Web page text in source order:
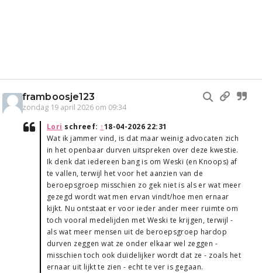
framboosje123
zondag 19 april 2026 om 09:34
Lori schreef: ↑18-04-2026 22:31
Wat ik jammer vind, is dat maar weinig advocaten zich
in het openbaar durven uitspreken over deze kwestie.
Ik denk dat iedereen bang is om Weski (en Knoops) af
te vallen, terwijl het voor het aanzien van de
beroepsgroep misschien zo gek niet is als er wat meer
gezegd wordt wat men ervan vindt/hoe men ernaar
kijkt. Nu ontstaat er voor ieder ander meer ruimte om
toch vooral medelijden met Weski te krijgen, terwijl -
als wat meer mensen uit de beroepsgroep hardop
durven zeggen wat ze onder elkaar wel zeggen -
misschien toch ook duidelijker wordt dat ze - zoals het
ernaar uit lijkt te zien - echt te ver is gegaan.